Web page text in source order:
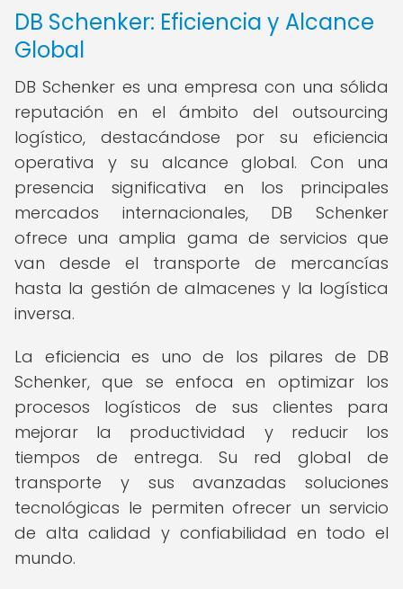
DB Schenker: Eficiencia y Alcance
Global
DB Schenker es una empresa con una sólida
reputación en el ámbito del outsourcing
logístico, destacándose por su eficiencia
operativa y su alcance global. Con una
presencia significativa en los principales
mercados internacionales, DB Schenker
ofrece una amplia gama de servicios que
van desde el transporte de mercancías
hasta la gestión de almacenes y la logística
inversa.
La eficiencia es uno de los pilares de DB
Schenker, que se enfoca en optimizar los
procesos logísticos de sus clientes para
mejorar la productividad y reducir los
tiempos de entrega. Su red global de
transporte y sus avanzadas soluciones
tecnológicas le permiten ofrecer un servicio
de alta calidad y confiabilidad en todo el
mundo.